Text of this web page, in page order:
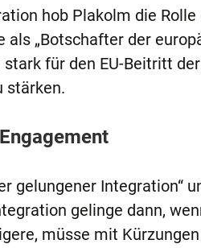
hob Plakolm die Rolle
„Botschafter der
für den EU-Beitritt
stärken.
gelungener Integration“
gelinge dann,
müsse mit